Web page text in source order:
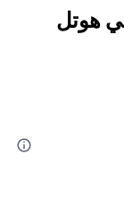
هوتل